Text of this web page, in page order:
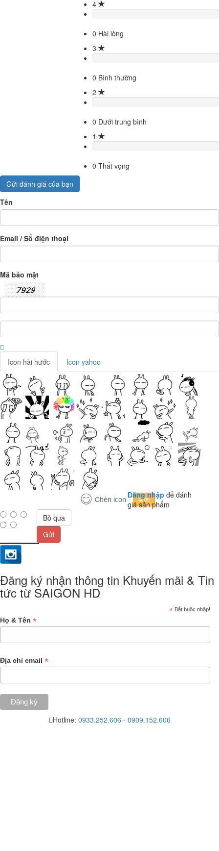
4
0 Hài lòng
3
0 Bình thường
2
0 Dưới trung bình
1
0 Thất vọng
Gửi đánh giá của bạn
Tên
Email / Số điện thoại
Mã bảo mật
Icon hài hước Icon yahoo
Đăng nhập để đánh
giá sản phẩm
Bỏ qua
Gửi
Đăng ký nhận thông tin Khuyến mãi & Tin
tức từ SAIGON HD
* Bắt buộc nhập!
Họ & Tên *
Địa chỉ email *
Hotline: 0933.252.606 - 0909.152.606